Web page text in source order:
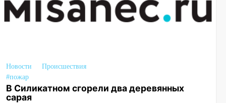
Новости
Происшествия
#пожар
В Силикатном сгорели два деревянных
сарая